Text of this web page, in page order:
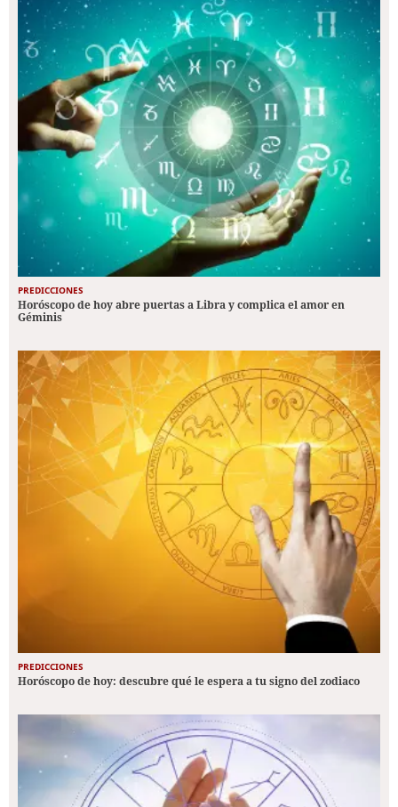
PREDICCIONES
Horóscopo de hoy abre puertas a Libra y complica el amor en
Géminis
PREDICCIONES
Horóscopo de hoy: descubre qué le espera a tu signo del zodiaco